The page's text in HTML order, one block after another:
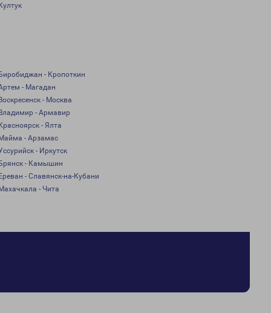
- Кропоткин
- Магадан
- Москва
- Армавир
- Ялта
- Арзамас
- Иркутск
- Камышин
- Славянск-на-Кубани
- Чита